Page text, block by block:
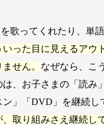
歌ってくれたり、単
いった目に見えるアウ
せん。 なぜなら、こ
、お子さまの「読み
」「DVD」を継続し
取り組みさえ継続し